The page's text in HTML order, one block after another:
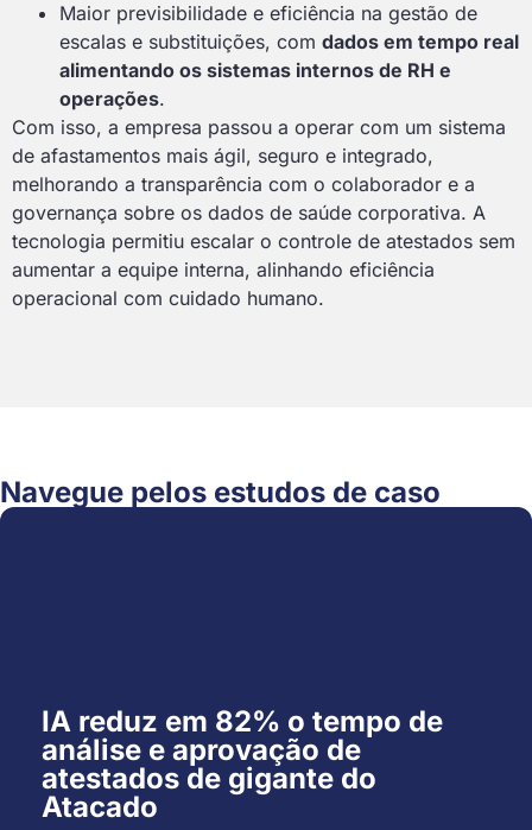
Maior previsibilidade e eficiência na gestão de
escalas e substituições, com dados em tempo real
alimentando os sistemas internos de RH e
operações.
Com isso, a empresa passou a operar com um sistema
de afastamentos mais ágil, seguro e integrado,
melhorando a transparência com o colaborador e a
governança sobre os dados de saúde corporativa. A
tecnologia permitiu escalar o controle de atestados sem
aumentar a equipe interna, alinhando eficiência
operacional com cuidado humano.
Navegue pelos estudos de caso
IA reduz em 82% o tempo de
análise e aprovação de
atestados de gigante do
Atacado